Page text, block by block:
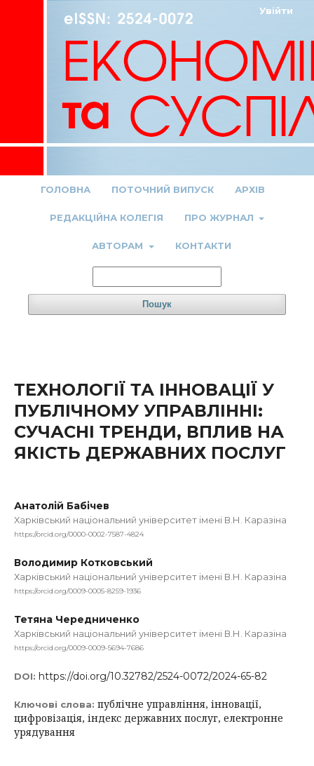
ГОЛОВНА ПОТОЧНИЙ ВИПУСК АРХІВ
РЕДАКЦІЙНА КОЛЕГІЯ ПРО ЖУРНАЛ
АВТОРАМ КОНТАКТИ
Пошук
Увійти
ТЕХНОЛОГІЇ ТА ІННОВАЦІЇ У
ПУБЛІЧНОМУ УПРАВЛІННІ:
СУЧАСНІ ТРЕНДИ, ВПЛИВ НА
ЯКІСТЬ ДЕРЖАВНИХ ПОСЛУГ
Анатолій Бабічев
Харківський національний університет імені В.Н. Каразіна
https://orcid.org/0000-0002-7587-4824
Володимир Котковський
Харківський національний університет імені В.Н. Каразіна
https://orcid.org/0009-0005-8259-1936
Тетяна Чередниченко
Харківський національний університет імені В.Н. Каразіна
https://orcid.org/0009-0009-5694-7686
DOI: https://doi.org/10.32782/2524-0072/2024-65-82
Ключові слова: публічне управління, інновації,
цифровізація, індекс державних послуг, електронне
урядування